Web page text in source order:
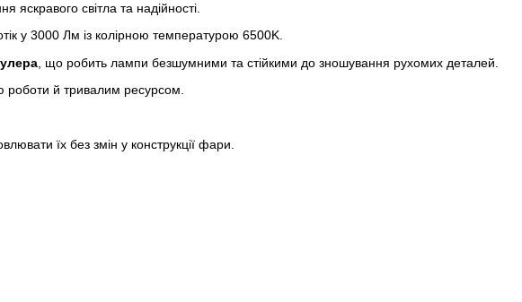
яскравого світла та надійності.
у 3000 Лм із колірною температурою 6500K.
, що робить лампи безшумними та стійкими до зношування рухомих деталей.
роботи й тривалим ресурсом.
їх без змін у конструкції фари.